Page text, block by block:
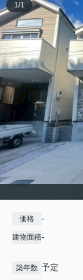
1/1
価格 -
建物面積-
築年数 予定